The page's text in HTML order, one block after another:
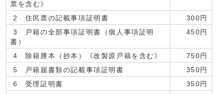
票を含む》
2 住民票の記載事項証明書
300円
3 戸籍の全部事項証明書（個人事項証明
書）
450円
4 除籍謄本（抄本）《改製原戸籍を含む》
750円
5 戸籍届書類の記載事項証明書
350円
6 受理証明書
350円